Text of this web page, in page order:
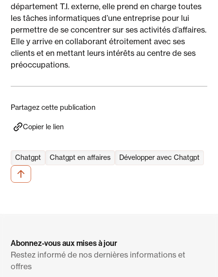
département T.I. externe, elle prend en charge toutes
les tâches informatiques d’une entreprise pour lui
permettre de se concentrer sur ses activités d’affaires.
Elle y arrive en collaborant étroitement avec ses
clients et en mettant leurs intérêts au centre de ses
préoccupations.
Partagez cette publication
Copier le lien
Chatgpt Chatgpt en affaires Développer avec Chatgpt
Abonnez-vous aux mises à jour
Restez informé de nos dernières informations et
offres